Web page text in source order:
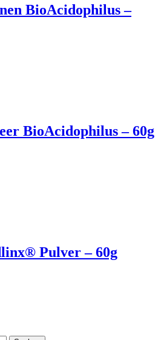
BioAcidophilus –
BioAcidophilus – 60g
Pulver – 60g